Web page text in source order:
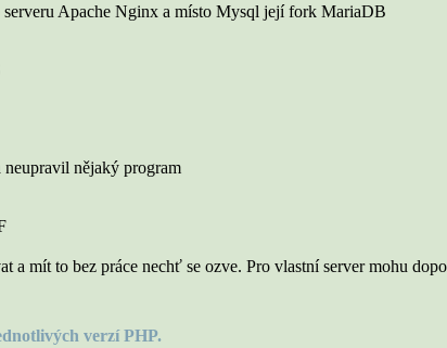
Apache Nginx a místo Mysql její fork MariaDB
neupravil nějaký program
a mít to bez práce nechť se ozve. Pro vlastní server mohu
verzí PHP.